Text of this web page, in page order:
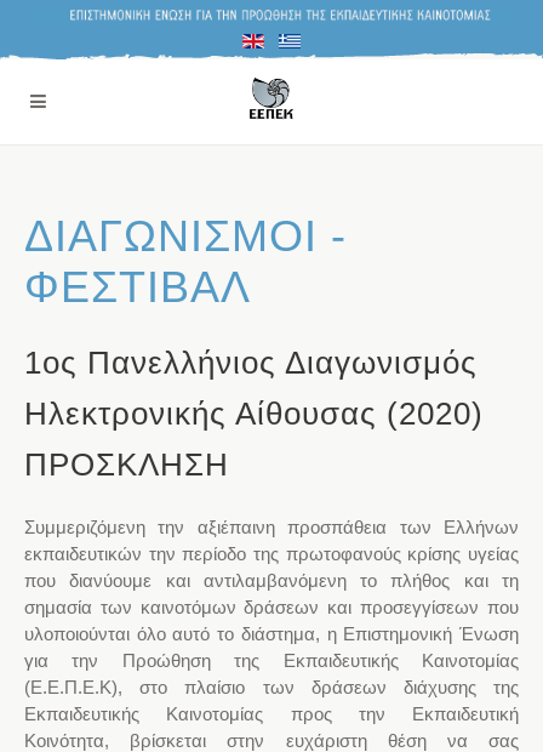
ΔΙΑΓΩΝΙΣΜΟΙ -
ΦΕΣΤΙΒΑΛ
1ος Πανελλήνιος Διαγωνισμός
Ηλεκτρονικής Αίθουσας (2020)
ΠΡΟΣΚΛΗΣΗ
Συμμεριζόμενη την αξιέπαινη προσπάθεια των Ελλήνων
εκπαιδευτικών την περίοδο της πρωτοφανούς κρίσης υγείας
που διανύουμε και αντιλαμβανόμενη το πλήθος και τη
σημασία των καινοτόμων δράσεων και προσεγγίσεων που
υλοποιούνται όλο αυτό το διάστημα, η Επιστημονική Ένωση
για την Προώθηση της Εκπαιδευτικής Καινοτομίας
(Ε.Ε.Π.Ε.Κ), στο πλαίσιο των δράσεων διάχυσης της
Εκπαιδευτικής Καινοτομίας προς την Εκπαιδευτική
Κοινότητα, βρίσκεται στην ευχάριστη θέση να σας